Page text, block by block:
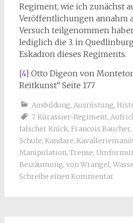
Regiment, wie ich zunächst
Veröffentlichungen annahm
Versuch teilgenommen
lediglich die 3. in
Eskadron dieses Regiments.
[4] Otto Digeon von
Reitkunst“ Seite 177
Ausbildung, Ausrüstung,
7. Kürassier-Regiment,
falscher Knick, Francois Baucher,
Schule, Kandare,
Manipulation, Trense,
Beizäumung, von Wrangel,
Schreibe einen Kommentar